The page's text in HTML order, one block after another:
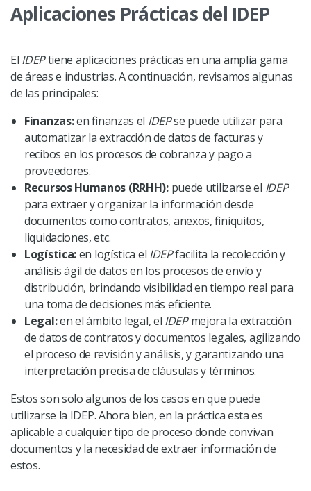
Aplicaciones Prácticas del IDEP
El IDEPtiene aplicaciones prácticas en una amplia gama
de áreas e industrias. A continuación, revisamos algunas
de las principales:
Finanzas:en finanzas el IDEPse puede utilizar para
automatizar la extracción de datos de facturas y
recibos en los procesos de cobranza y pago a
proveedores.
Recursos Humanos (RRHH):puede utilizarse el IDEP
para extraer y organizar la información desde
documentos como contratos, anexos, finiquitos,
liquidaciones, etc.
Logística:en logística el IDEPfacilita la recolección y
análisis ágil de datos en los procesos de envío y
distribución, brindando visibilidad en tiempo real para
una toma de decisiones más eficiente.
Legal:en el ámbito legal, el IDEPmejora la extracción
de datos de contratos y documentos legales, agilizando
el proceso de revisión y análisis, y garantizando una
interpretación precisa de cláusulas y términos.
Estos son solo algunos de los casos en que puede
utilizarse la IDEP. Ahora bien, en la práctica esta es
aplicable a cualquier tipo de proceso donde convivan
documentos y la necesidad de extraer información de
estos.